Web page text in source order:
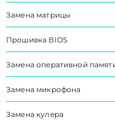
Замена матрицы
Прошивка BIOS
Замена оперативной
Замена микрофона
Замена кулера